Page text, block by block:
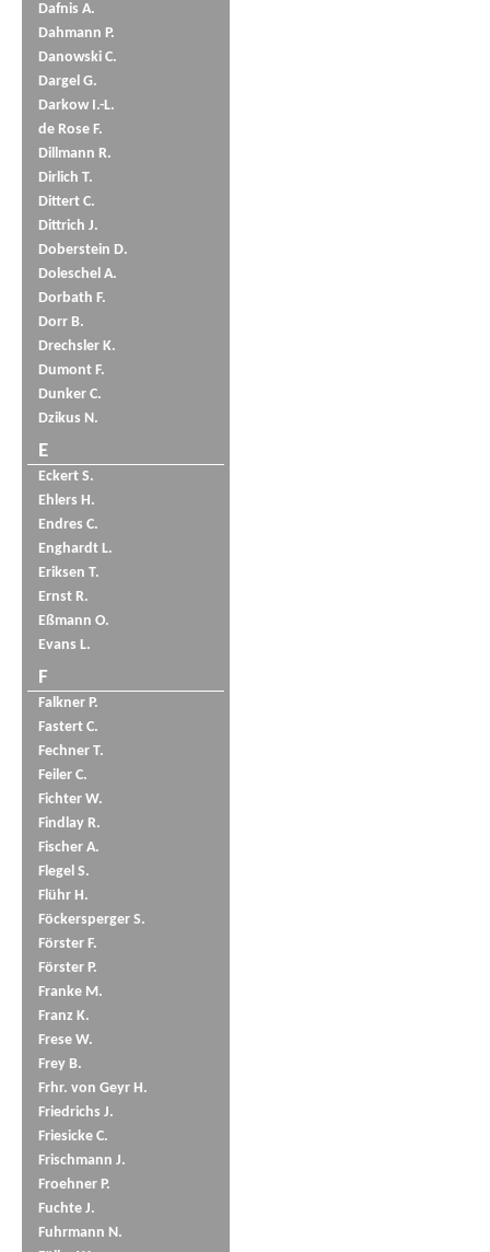
Dafnis A.
Dahmann P.
Danowski C.
Dargel G.
Darkow I.-L.
de Rose F.
Dillmann R.
Dirlich T.
Dittert C.
Dittrich J.
Doberstein D.
Doleschel A.
Dorbath F.
Dorr B.
Drechsler K.
Dumont F.
Dunker C.
Dzikus N.
E
Eckert S.
Ehlers H.
Endres C.
Enghardt L.
Eriksen T.
Ernst R.
Eßmann O.
Evans L.
F
Falkner P.
Fastert C.
Fechner T.
Feiler C.
Fichter W.
Findlay R.
Fischer A.
Flegel S.
Flühr H.
Föckersperger S.
Förster F.
Förster P.
Franke M.
Franz K.
Frese W.
Frey B.
Frhr. von Geyr H.
Friedrichs J.
Friesicke C.
Frischmann J.
Froehner P.
Fuchte J.
Fuhrmann N.